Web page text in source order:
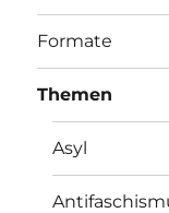
Formate
Themen
Asyl